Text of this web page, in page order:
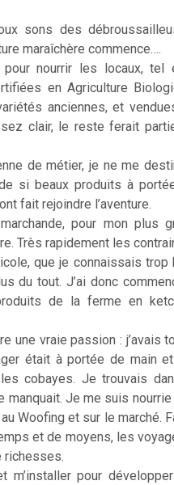
sons des
maraîchère commence….
nourrir les locaux, tel
en Agriculture
anciennes, et
clair, le reste ferait
de métier, je ne me
si beaux produits à
fait rejoindre l’aventure.
pour mon plus
Très rapidement les
que je connaissais trop
du tout. J’ai donc
de la ferme en
une vraie passion : j’avais
était à portée de main
cobayes. Je trouvais
manquait. Je me suis
Woofing et sur le marché.
et de moyens, les
richesses.
m’installer pour